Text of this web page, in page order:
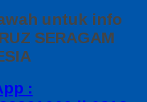
untuk info
SERAGAM
: